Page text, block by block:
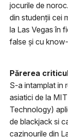
jocurile de
din studenții cei
la Las Vegas în
false și cu
Părerea
S-a intamplat in
asiatici de la
Technology)
de blackjack si
cazinourile din